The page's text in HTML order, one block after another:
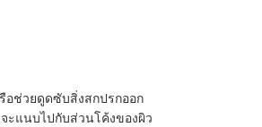
อช่วยดูดซับสิ่งสกปรกออก
จะแนบไปกับส่วนโค้งของผิว